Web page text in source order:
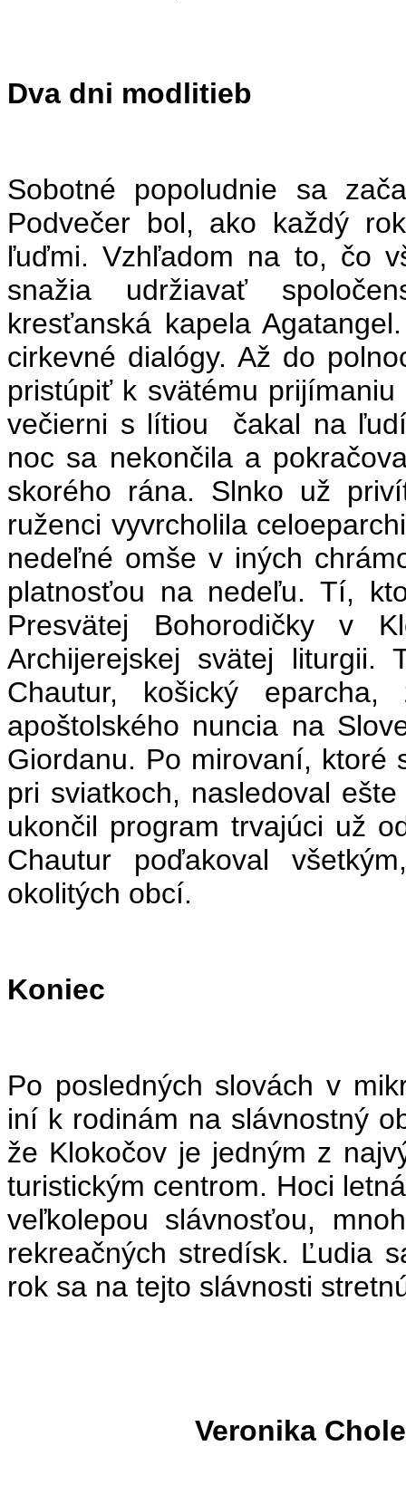
Dva dni modlitieb
Sobotné popoludnie sa
Podvečer bol, ako každý
ľuďmi. Vzhľadom na to, čo
snažia udržiavať
kresťanská kapela
cirkevné dialógy. Až do
pristúpiť k svätému
večierni s lítiou čakal na
noc sa nekončila a
skorého rána. Slnko už
ruženci vyvrcholila
nedeľné omše v iných
platnosťou na nedeľu. Tí,
Presvätej Bohorodičky v
Archijerejskej svätej liturgii.
Chautur, košický
apoštolského nuncia na
Giordanu. Po mirovaní, ktoré
pri sviatkoch, nasledoval
ukončil program trvajúci už
Chautur poďakoval
okolitých obcí.
Koniec
Po posledných slovách v
iní k rodinám na slávnostný
že Klokočov je jedným z
turistickým centrom. Hoci
veľkolepou slávnosťou,
rekreačných stredísk. Ľudia
rok sa na tejto slávnosti
Veronika